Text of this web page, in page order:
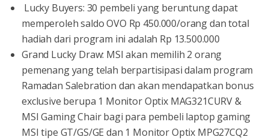
Lucky Buyers: 30 pembeli yang beruntung dapat
memperoleh saldo OVO Rp 450.000/orang dan total
hadiah dari program ini adalah Rp 13.500.000
Grand Lucky Draw: MSI akan memilih 2 orang
pemenang yang telah berpartisipasi dalam program
Ramadan Salebration dan akan mendapatkan bonus
exclusive berupa 1 Monitor Optix MAG321CURV &
MSI Gaming Chair bagi para pembeli laptop gaming
MSI tipe GT/GS/GE dan 1 Monitor Optix MPG27CQ2